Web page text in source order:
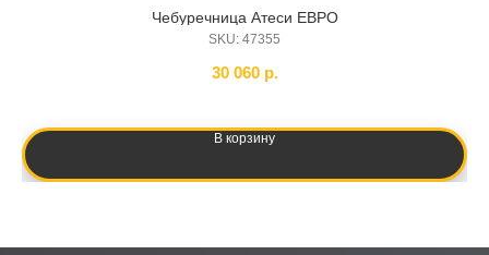
Чебуречница Атеси ЕВРО
SKU: 47355
30 060 р.
В корзину